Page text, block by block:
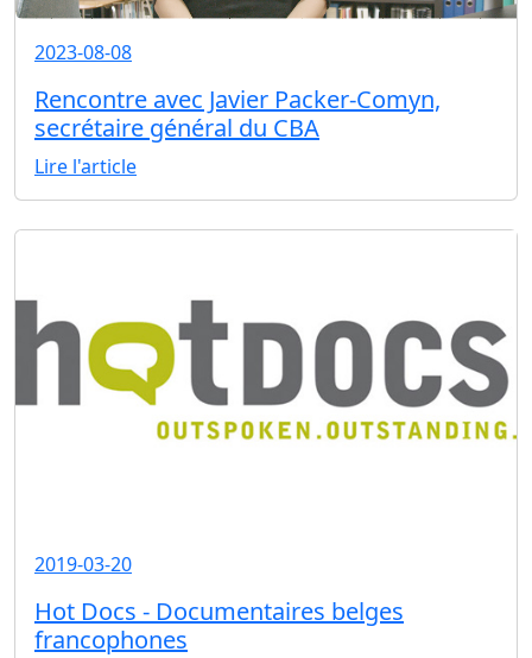
2023-08-08
Rencontre avec Javier Packer-Comyn,
secrétaire général du CBA
Lire l'article
2019-03-20
Hot Docs - Documentaires belges
francophones